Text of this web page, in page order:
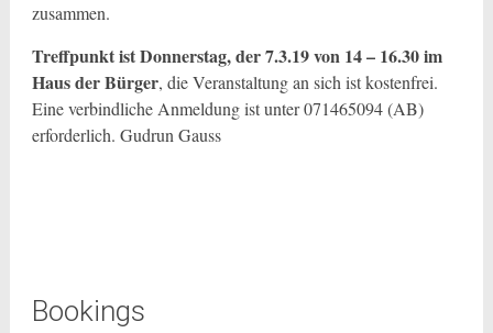
zusammen.
Treffpunkt ist Donnerstag, der 7.3.19 von 14 – 16.30 im
Haus der Bürger, die Veranstaltung an sich ist kostenfrei.
Eine verbindliche Anmeldung ist unter 071465094 (AB)
erforderlich. Gudrun Gauss
Bookings